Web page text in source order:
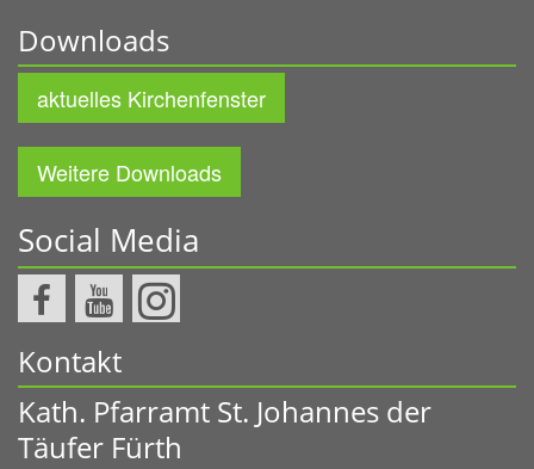
Downloads
aktuelles Kirchenfenster
Weitere Downloads
Social Media
Kontakt
Kath. Pfarramt St. Johannes der
Täufer Fürth